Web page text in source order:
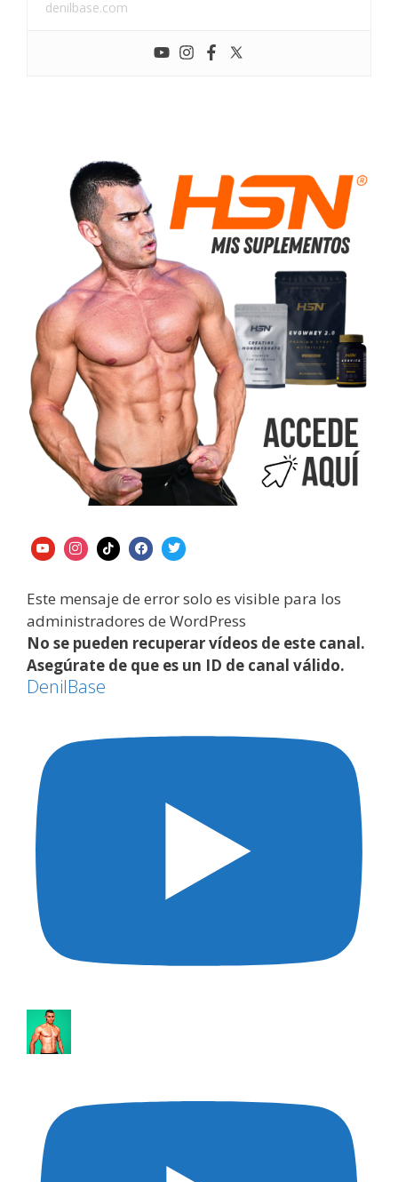
denilbase.com
Este mensaje de error solo es visible para los
administradores de WordPress
No se pueden recuperar vídeos de este canal.
Asegúrate de que es un ID de canal válido.
DenilBase